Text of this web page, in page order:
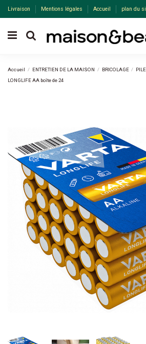
Livraison Mentions légales Accueil plan du
Accueil ENTRETIEN DE LA MAISON BRICOLAGE
LONGLIFE AA boîte de 24